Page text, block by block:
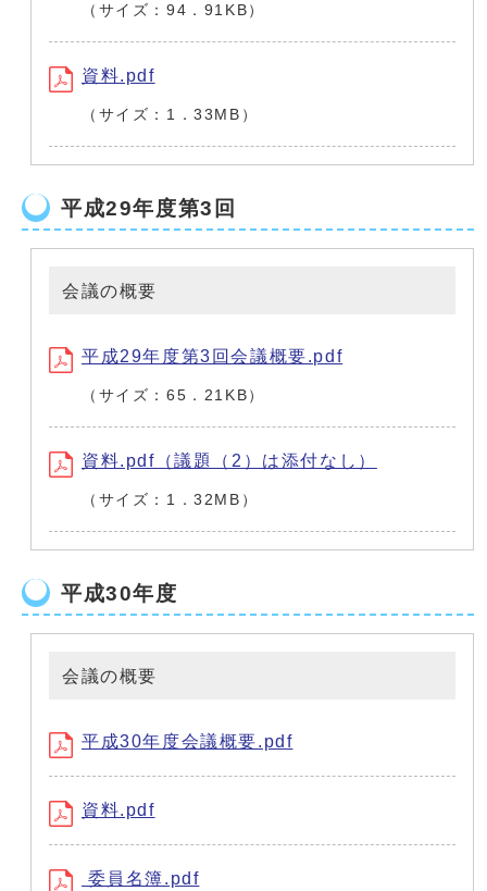
（サイズ：94．91KB）
資料.pdf
（サイズ：1．33MB）
平成29年度第3回
会議の概要
平成29年度第3回会議概要.pdf
（サイズ：65．21KB）
資料.pdf（議題（2）は添付なし）
（サイズ：1．32MB）
平成30年度
会議の概要
平成30年度会議概要.pdf
資料.pdf
委員名簿.pdf